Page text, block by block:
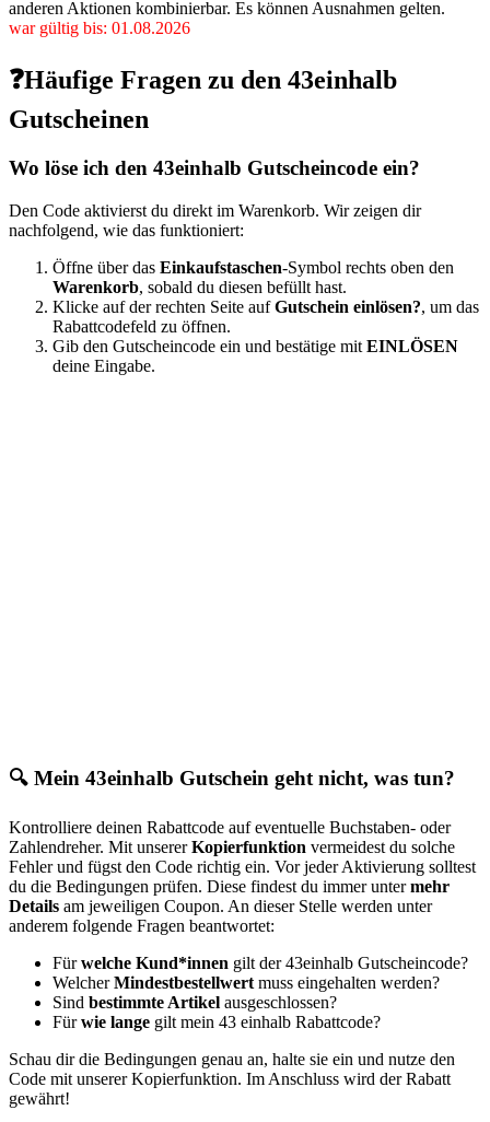
anderen Aktionen kombinierbar. Es können Ausnahmen gelten.
war gültig bis: 01.08.2026
❓Häufige Fragen zu den 43einhalb
Gutscheinen
Wo löse ich den 43einhalb Gutscheincode ein?
Den Code aktivierst du direkt im Warenkorb. Wir zeigen dir
nachfolgend, wie das funktioniert:
Öffne über das Einkaufstaschen-Symbol rechts oben den
Warenkorb, sobald du diesen befüllt hast.
Klicke auf der rechten Seite aufGutschein einlösen?, um das
Rabattcodefeld zu öffnen.
Gib den Gutscheincode ein und bestätige mit EINLÖSEN
deine Eingabe.
🔍 Mein 43einhalb Gutschein geht nicht, was tun?
Kontrolliere deinen Rabattcode auf eventuelle Buchstaben- oder
Zahlendreher. Mit unsererKopierfunktion vermeidest du solche
Fehler und fügst den Code richtig ein. Vor jeder Aktivierung solltest
du die Bedingungen prüfen. Diese findest du immer untermehr
Details am jeweiligen Coupon. An dieser Stelle werden unter
anderem folgende Fragen beantwortet:
Fürwelche Kund*innen gilt der 43einhalb Gutscheincode?
WelcherMindestbestellwertmuss eingehalten werden?
Sind bestimmte Artikel ausgeschlossen?
Fürwie lange gilt mein 43 einhalb Rabattcode?
Schau dir die Bedingungen genau an, halte sie ein und nutze den
Code mit unserer Kopierfunktion. Im Anschluss wird der Rabatt
gewährt!